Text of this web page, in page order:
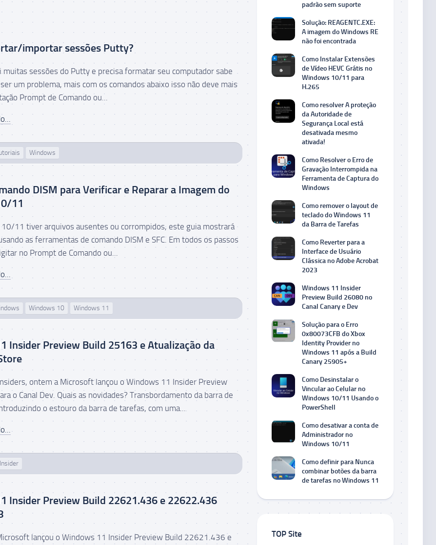
importar sessões Putty?
muitas sessões do Putty e precisa formatar seu computador sabe
um problema, mais com os comandos abaixo isso não deve mais
Prompt de Comando ou...
Windows
DISM para Verificar e Reparar a Imagem do
11
10/11 tiver arquivos ausentes ou corrompidos, este guia mostrará
as ferramentas de comando DISM e SFC. Em todos os passos
no Prompt de Comando ou...
Windows 10 Windows 11
Insider Preview Build 25163 e Atualização da
ontem a Microsoft lançou o Windows 11 Insider Preview
o Canal Dev. Quais as novidades? Transbordamento da barra de
o estouro da barra de tarefas, com uma...
Insider Preview Build 22621.436 e 22622.436
lançou o Windows 11 Insider Preview Build 22621.436 e
padrão sem suporte
Solução: REAGENTC.EXE:
A imagem do Windows RE
não foi encontrada
Como Instalar Extensões
de Vídeo HEVC Grátis no
Windows 10/11 para
H.265
Como resolver A proteção
da Autoridade de
Segurança Local está
desativada mesmo
ativada!
Como Resolver o Erro de
Gravação Interrompida na
Ferramenta de Captura do
Windows
Como remover o layout de
teclado do Windows 11
da Barra de Tarefas
Como Reverter para a
Interface de Usuário
Clássica no Adobe Acrobat
2023
Windows 11 Insider
Preview Build 26080 no
Canal Canary e Dev
Solução para o Erro
0x80073CFB do Xbox
Identity Provider no
Windows 11 após a Build
Canary 25905+
Como Desinstalar o
Vincular ao Celular no
Windows 10/11 Usando o
PowerShell
Como desativar a conta de
Administrador no
Windows 10/11
Como definir para Nunca
combinar botões da barra
de tarefas no Windows 11
TOP Site